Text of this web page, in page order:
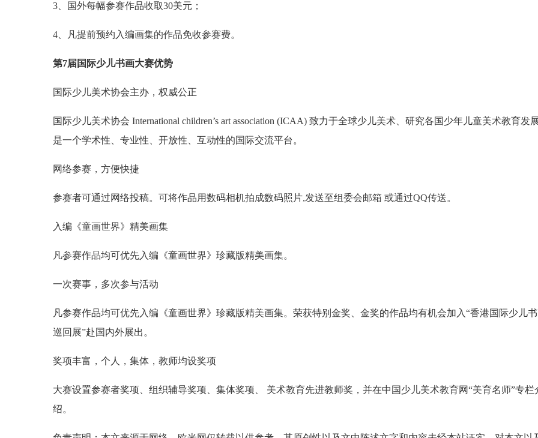
3、国外每幅参赛作品收取30美元；
4、凡提前预约入编画集的作品免收参赛费。
第7届国际少儿书画大赛优势
国际少儿美术协会主办，权威公正
国际少儿美术协会 International children’s art association (ICAA) 致力于全球少儿美术、研究各国少年儿童美术教育发展
是一个学术性、专业性、开放性、互动性的国际交流平台。
网络参赛，方便快捷
参赛者可通过网络投稿。可将作品用数码相机拍成数码照片,发送至组委会邮箱 或通过QQ传送。
入编《童画世界》精美画集
凡参赛作品均可优先入编《童画世界》珍藏版精美画集。
一次赛事，多次参与活动
凡参赛作品均可优先入编《童画世界》珍藏版精美画集。荣获特别金奖、金奖的作品均有机会加入“香港国际少儿
巡回展”赴国内外展出。
奖项丰富，个人，集体，教师均设奖项
大赛设置参赛者奖项、组织辅导奖项、集体奖项、 美术教育先进教师奖，并在中国少儿美术教育网“美育名师”专栏
绍。